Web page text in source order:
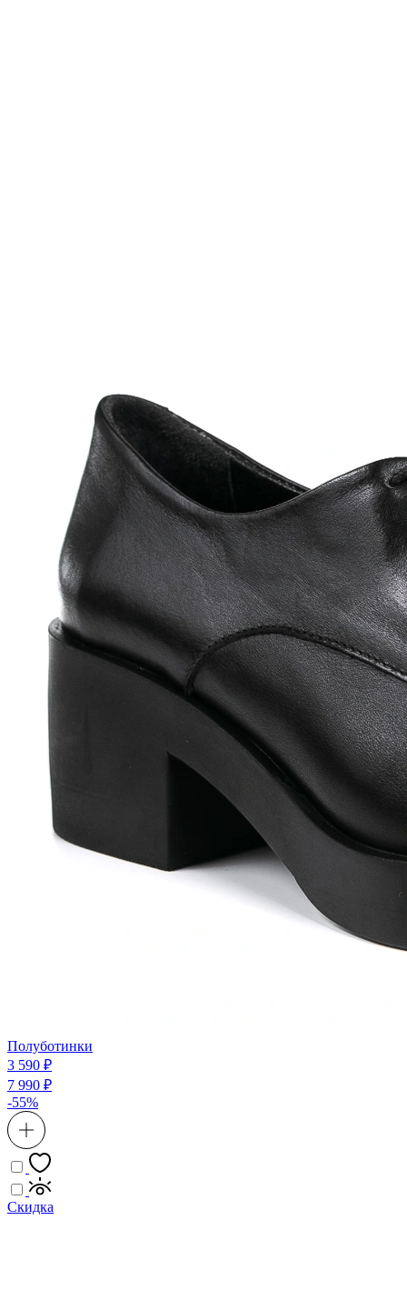
Полуботинки
3 590 ₽
7 990 ₽
-55%
Скидка